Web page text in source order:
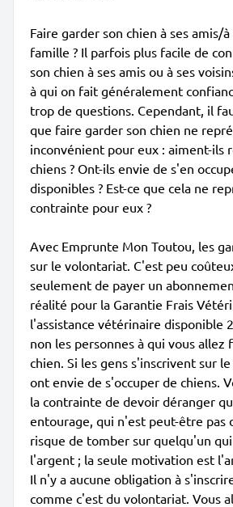
Faire garder son chien à ses amis/
famille ? Il parfois plus facile de
son chien à ses amis ou à ses
à qui on fait généralement
trop de questions. Cependant, il
que faire garder son chien ne
inconvénient pour eux : aiment-ils
chiens ? Ont-ils envie de s'en
disponibles ? Est-ce que cela ne
contrainte pour eux ?
Avec Emprunte Mon Toutou, les
sur le volontariat. C'est peu
seulement de payer un
réalité pour la Garantie Frais
l'assistance vétérinaire disponible
non les personnes à qui vous allez
chien. Si les gens s'inscrivent sur
ont envie de s'occuper de chiens.
la contrainte de devoir déranger
entourage, qui n'est peut-être pas
risque de tomber sur quelqu'un
l'argent ; la seule motivation est
Il n'y a aucune obligation à
comme c'est du volontariat. Vous